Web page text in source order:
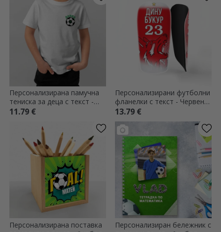
Персонализирана памучна
тениска за деца с текст -
Топка
11.79 €
Персонализирани футболни
фланелки с текст - Червено
и бяло
13.79 €
Персонализирана поставка
Персонализиран бележник с